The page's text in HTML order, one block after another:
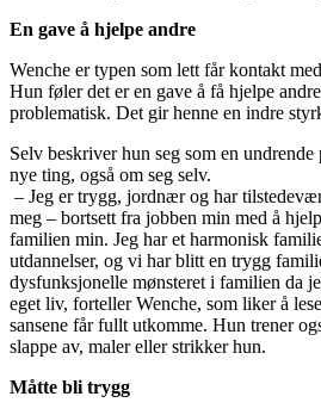
En gave å hjelpe andre
Wenche er typen som lett får kontakt
Hun føler det er en gave å få hjelpe
problematisk. Det gir henne en indre
Selv beskriver hun seg som en
nye ting, også om seg selv.
– Jeg er trygg, jordnær og har
meg – bortsett fra jobben min med å
familien min. Jeg har et harmonisk
utdannelser, og vi har blitt en trygg
dysfunksjonelle mønsteret i familien da
eget liv, forteller Wenche, som liker å
sansene får fullt utkomme. Hun trener
slappe av, maler eller strikker hun.
Måtte bli trygg